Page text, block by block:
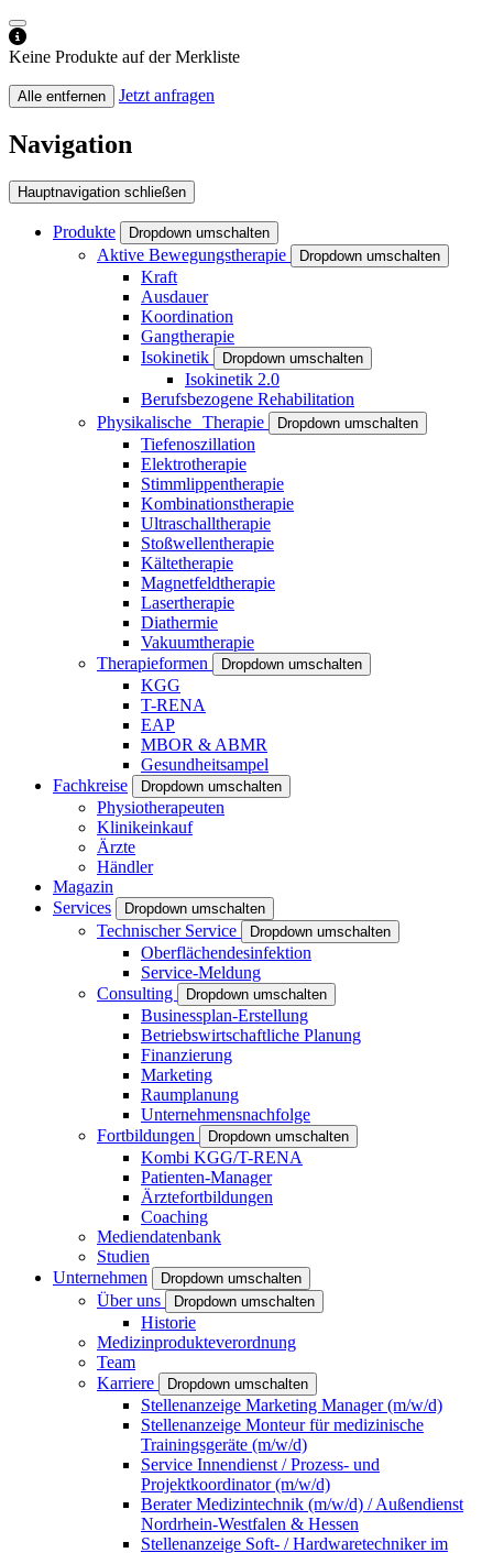
Keine Produkte auf der Merkliste
Alle entfernen Jetzt anfragen
Navigation
Hauptnavigation schließen
Produkte Dropdown umschalten
Aktive Bewegungstherapie Dropdown umschalten
Kraft
Ausdauer
Koordination
Gangtherapie
Isokinetik
Dropdown umschalten
Isokinetik 2.0
Berufsbezogene Rehabilitation
Physikalische Therapie
Dropdown umschalten
Tiefenoszillation
Elektrotherapie
Stimmlippentherapie
Kombinationstherapie
Ultraschalltherapie
Stoßwellentherapie
Kältetherapie
Magnetfeldtherapie
Lasertherapie
Diathermie
Vakuumtherapie
Therapieformen
Dropdown umschalten
KGG
T-RENA
EAP
MBOR & ABMR
Gesundheitsampel
Fachkreise
Dropdown umschalten
Physiotherapeuten
Klinikeinkauf
Ärzte
Händler
Magazin
Services
Dropdown umschalten
Technischer Service Dropdown umschalten
Oberflächendesinfektion
Service-Meldung
Consulting
Dropdown umschalten
Businessplan-Erstellung
Betriebswirtschaftliche Planung
Finanzierung
Marketing
Raumplanung
Unternehmensnachfolge
Fortbildungen
Dropdown umschalten
Kombi KGG/T-RENA
Patienten-Manager
Ärztefortbildungen
Coaching
Mediendatenbank
Studien
Unternehmen
Dropdown umschalten
Über uns Dropdown umschalten
Historie
Medizinprodukteverordnung
Team
Karriere
Dropdown umschalten
Stellenanzeige Marketing Manager (m/w/d)
Stellenanzeige Monteur für medizinische
Trainingsgeräte (m/w/d)
Service Innendienst / Prozess- und
Projektkoordinator (m/w/d)
Berater Medizintechnik (m/w/d) / Außendienst
Nordrhein-Westfalen & Hessen
Stellenanzeige Soft- / Hardwaretechniker im